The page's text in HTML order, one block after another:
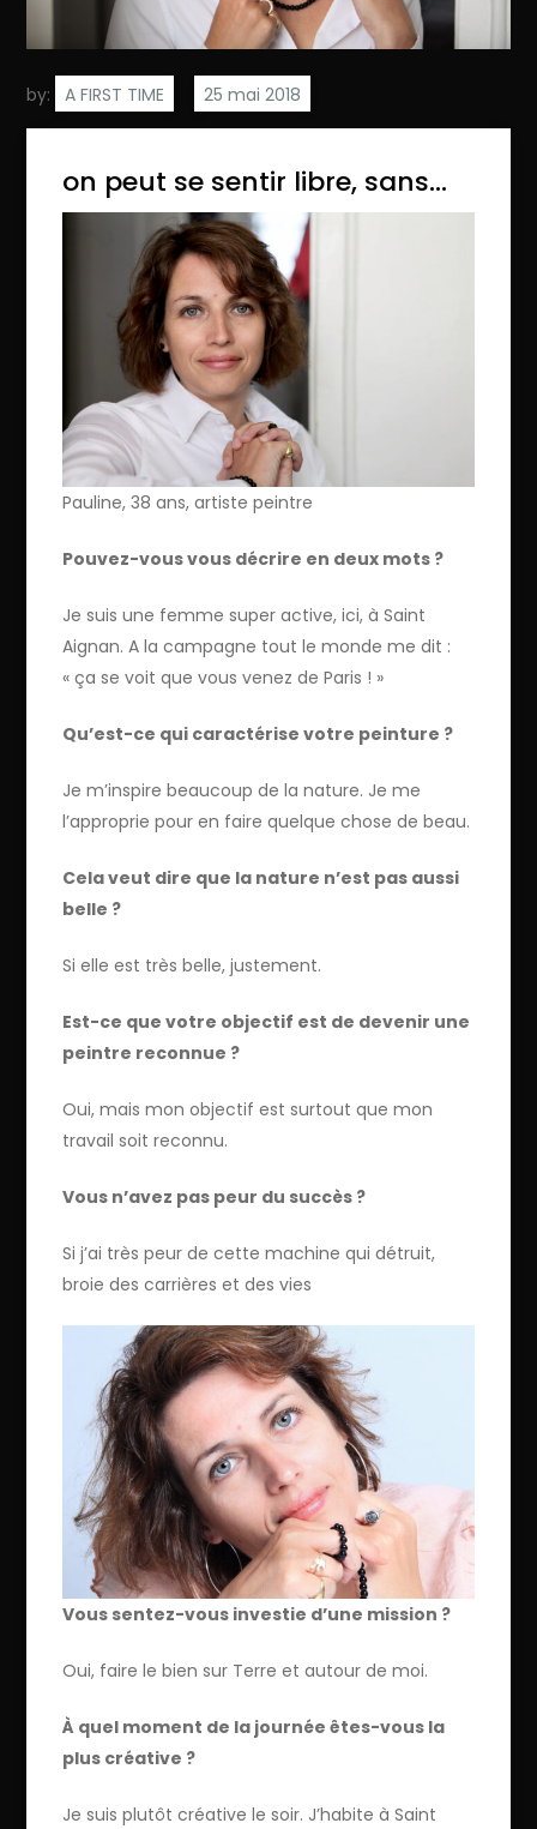
by: A FIRST TIME
on peut se sentir libre, sans…
Pauline, 38 ans, artiste peintre
Pouvez-vous vous décrire en deux mots ?
Je suis une femme super active, ici, à Saint
Aignan. A la campagne tout le monde me dit :
« ça se voit que vous venez de Paris ! »
Qu’est-ce qui caractérise votre peinture ?
Je m’inspire beaucoup de la nature. Je me
l’approprie pour en faire quelque chose de beau.
Cela veut dire que la nature n’est pas aussi
belle ?
Si elle est très belle, justement.
Est-ce que votre objectif est de devenir une
peintre reconnue ?
Oui, mais mon objectif est surtout que mon
travail soit reconnu.
Vous n’avez pas peur du succès ?
Si j’ai très peur de cette machine qui détruit,
broie des carrières et des vies
Vous sentez-vous investie d’une mission ?
Oui, faire le bien sur Terre et autour de moi.
À quel moment de la journée êtes-vous la
plus créative ?
Je suis plutôt créative le soir. J’habite à Saint